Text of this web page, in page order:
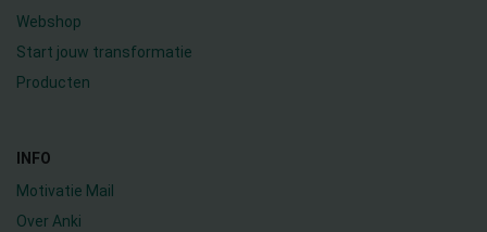
Webshop
Start jouw transformatie
Producten
INFO
Motivatie Mail
Over Anki